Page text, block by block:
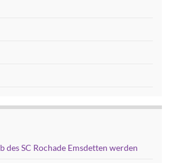
SC Rochade Emsdetten werden